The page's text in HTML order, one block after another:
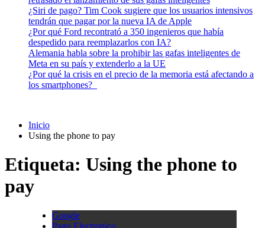
¿Siri de pago? Tim Cook sugiere que los usuarios intensivos
tendrán que pagar por la nueva IA de Apple
¿Por qué Ford recontrató a 350 ingenieros que había
despedido para reemplazarlos con IA?
Alemania habla sobre la prohibir las gafas inteligentes de
Meta en su país y extenderlo a la UE
¿Por qué la crisis en el precio de la memoria está afectando a
los smartphones?
Inicio
Using the phone to pay
Etiqueta: Using the phone to
pay
Google
Pago Electronico